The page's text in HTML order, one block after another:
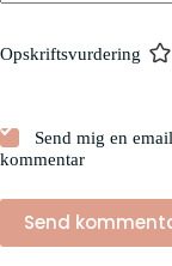
Opskriftsvurdering
Send mig en
kommentar
Send